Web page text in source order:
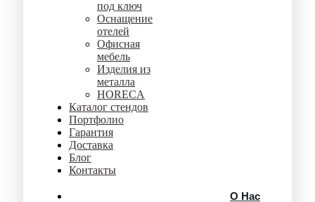
под ключ
Оснащение
отелей
Офисная
мебель
Изделия из
металла
HORECA
Каталог стендов
Портфолио
Гарантия
Доставка
Блог
Контакты
О Нас